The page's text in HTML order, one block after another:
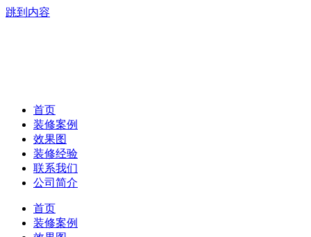
跳到内容
首页
装修案例
效果图
装修经验
联系我们
公司简介
首页
装修案例